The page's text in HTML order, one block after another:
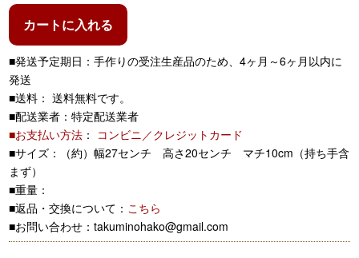
カートに入れる
■発送予定期日：手作りの受注生産品のため、4ヶ月～6ヶ月以内に
発送
■送料： 送料無料です。
■配送業者：特定配送業者
■お支払い方法 ： コンビニ／クレジットカード
■サイズ：（約）幅27センチ 高さ20センチ マチ10cm（持ち手含
まず）
■重量：
■返品・交換について： こちら
■お問い合わせ：takuminohako@gmail.com